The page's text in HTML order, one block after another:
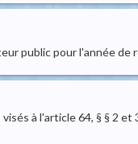
public pour l'année de
à l'article 64, § § 2